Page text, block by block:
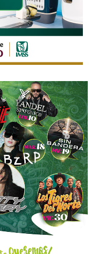
regulatorio estatal
y
y estándares
de manera permanente
permitirá facilitar
por parte de los
durante la noche, en
condiciones que
que estas
preventiva
personas motociclistas,
y reducir la
derivados de